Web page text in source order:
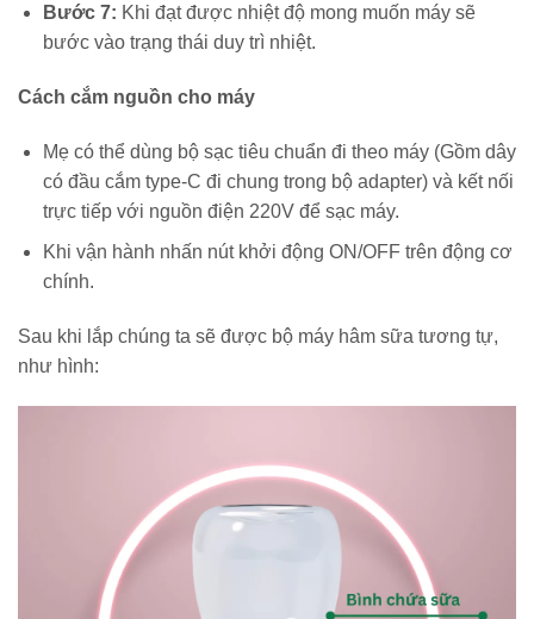
Bước 7: Khi đạt được nhiệt độ mong muốn máy sẽ
bước vào trạng thái duy trì nhiệt.
Cách cắm nguồn cho máy
Mẹ có thể dùng bộ sạc tiêu chuẩn đi theo máy (Gồm dây
có đầu cắm type-C đi chung trong bộ adapter) và kết nối
trực tiếp với nguồn điện 220V để sạc máy.
Khi vận hành nhấn nút khởi động ON/OFF trên động cơ
chính.
Sau khi lắp chúng ta sẽ được bộ máy hâm sữa tương tự,
như hình: